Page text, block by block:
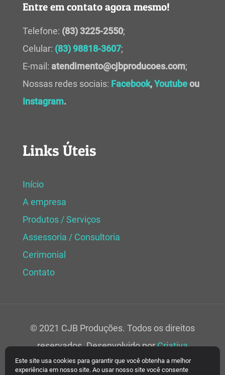
Este site usa cookies para garantir que você obtenha a melhor
experiência em nosso site. Ao usar nosso site você consente
Entre em contato agora mesmo!
Telefone: (83) 3225-2550;
Celular: (83) 98818-3607;
E-mail: atendimento@cjbproducoes.com;
Nossas redes sociais: Facebook,Youtubeou
Instagram.
Links Úteis
Início
A empresa
Produtos / Serviços
Assessoria / Consultoria
Cerimonial
Contato
© 2021 CJB Produções. Todos os direitos
reservados. Desenvolvido porCriativa
Soluções Web.